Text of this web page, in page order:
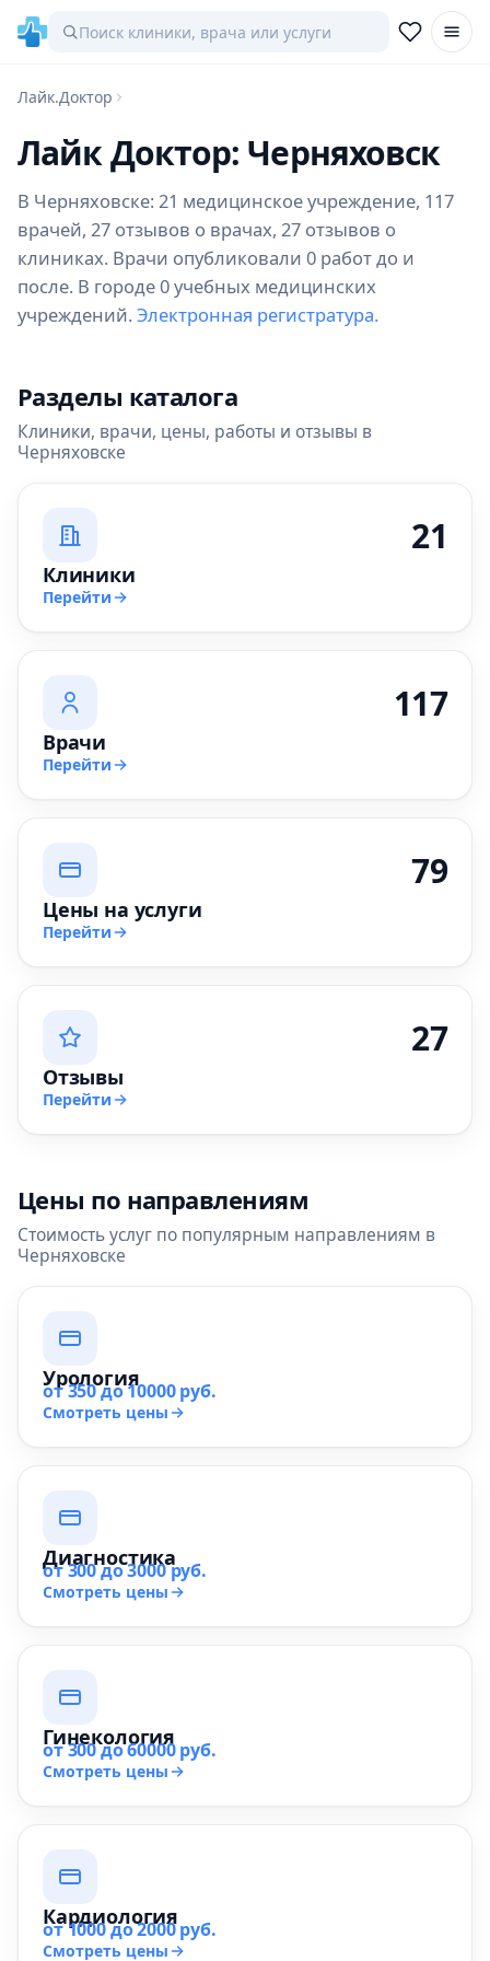
Лайк.Доктор
Лайк Доктор: Черняховск
В Черняховске: 21 медицинское учреждение, 117
врачей, 27 отзывов о врачах, 27 отзывов о
клиниках. Врачи опубликовали 0 работ до и
после. В городе 0 учебных медицинских
учреждений. Электронная регистратура.
Разделы каталога
Клиники, врачи, цены, работы и отзывы в
Черняховске
21
Клиники
Перейти
117
Врачи
Перейти
79
Цены на услуги
Перейти
27
Отзывы
Перейти
Цены по направлениям
Стоимость услуг по популярным направлениям в
Черняховске
Урология
от 350 до 10000 руб.
Смотреть цены
Диагностика
от 300 до 3000 руб.
Смотреть цены
Гинекология
от 300 до 60000 руб.
Смотреть цены
Кардиология
от 1000 до 2000 руб.
Смотреть цены